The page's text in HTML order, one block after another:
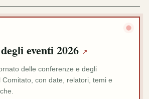
eventi 2026 ↗
delle conferenze e degli
con date, relatori, temi e